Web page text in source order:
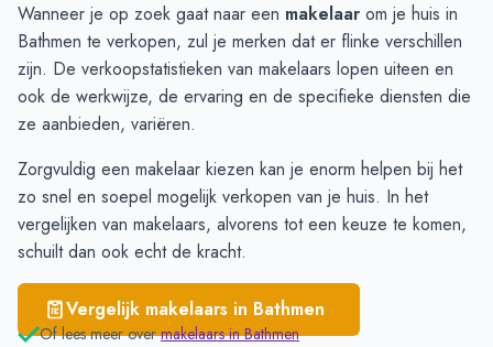
Deventer
€ 4.528
Harfsen
€ 4.423
Lettele
€ 4.291
Bathmen
€ 4.179
Wanneer je op zoek gaat naar een makelaar om je huis in
Bathmen te verkopen, zul je merken dat er flinke verschillen
zijn. De verkoopstatistieken van makelaars lopen uiteen en
ook de werkwijze, de ervaring en de specifieke diensten die
ze aanbieden, variëren.
Zorgvuldig een makelaar kiezen kan je enorm helpen bij het
zo snel en soepel mogelijk verkopen van je huis. In het
vergelijken van makelaars, alvorens tot een keuze te komen,
schuilt dan ook echt de kracht.
Vergelijk makelaars in Bathmen
Of lees meer over makelaars inBathmen